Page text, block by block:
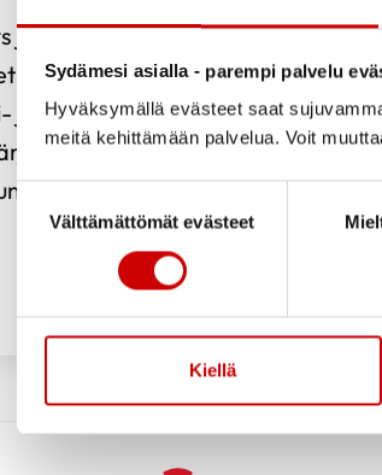
Sydämesi asialla - parempi palvelu
Hyväksymällä evästeet saat
meitä kehittämään palvelua. Voit
Suostumuksen valinta
Välttämättömät evästeet
Kiellä
järjestää vuosittain erilaisia
kansallispuistoihin ja muihin
ja konserttimatkoja lähelle ja
matkoista ja retkistä